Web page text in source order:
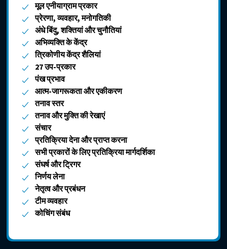
मूल एनीयाग्राम प्रकार
प्रेरणा, व्यवहार, मनोगतिकी
अंधे बिंदु, शक्तियां और चुनौतियां
अभिव्यक्ति के केंद्र
त्रिकोणीय केंद्र शैलियां
27 उप-प्रकार
पंख प्रभाव
आत्म-जागरूकता और एकीकरण
तनाव स्तर
तनाव और मुक्ति की रेखाएं
संचार
प्रतिक्रिया देना और प्राप्त करना
सभी प्रकारों के लिए प्रतिक्रिया मार्गदर्शिका
संघर्ष और ट्रिगर
निर्णय लेना
नेतृत्व और प्रबंधन
टीम व्यवहार
कोचिंग संबंध